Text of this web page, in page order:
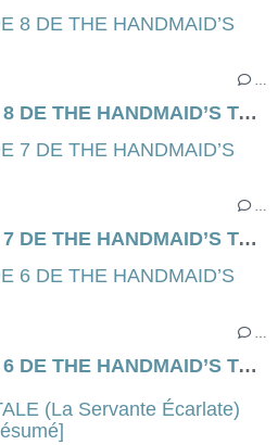
…
SAISON 6 - ÉPISODE 8 DE THE HANDMAID’S TALE (EXODUS)
…
SAISON 6 - ÉPISODE 7 DE THE HANDMAID’S TALE (SHATTERED)
SAISON 6 - ÉPISODE 6 DE THE HANDMAID’S TALE (SURPRISE)